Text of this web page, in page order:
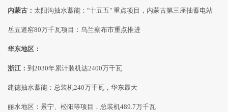
内蒙古： 太阳沟抽水蓄能："十五五" 重点项目，内蒙古第三座抽蓄电站
岳五道窑80万千瓦项目：乌兰察布市重点推进
华东地区：
浙江： 到2030年累计装机达2400万千瓦
建德抽水蓄能：总装机240万千瓦，华东最大
丽水地区：景宁、松阳等项目，总装机489.7万千瓦